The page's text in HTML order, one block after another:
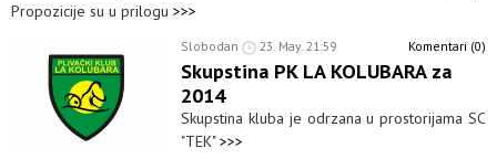
Propozicije su u prilogu >>>
Slobodan 23. May. 21:59 Komentari (0)
Skupstina PK LA KOLUBARA za
2014
Skupstina kluba je odrzana u prostorijama SC
"TEK">>>